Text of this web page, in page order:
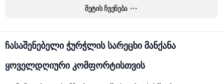
ენერგიის დაზოგვა
მეტის ჩვენება
ჩასაშენებელი ჭურჭლის სარეცხი მანქანა
ყოველდღიური კომფორტისთვის